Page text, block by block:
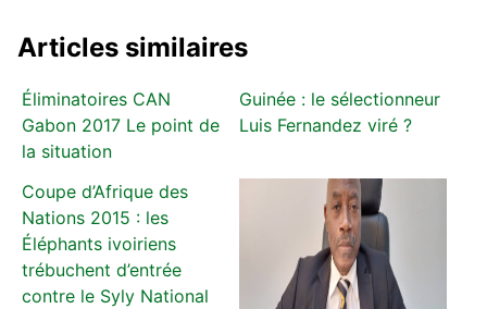
Articles similaires
Éliminatoires CAN
Gabon 2017 Le point de
la situation
Guinée : le sélectionneur
Luis Fernandez viré ?
Coupe d’Afrique des
Nations 2015 : les
Éléphants ivoiriens
trébuchent d’entrée
contre le Syly National